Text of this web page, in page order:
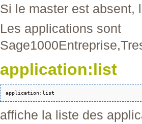
Si le master est absent,
Les applications sont
application:list
affiche la liste des